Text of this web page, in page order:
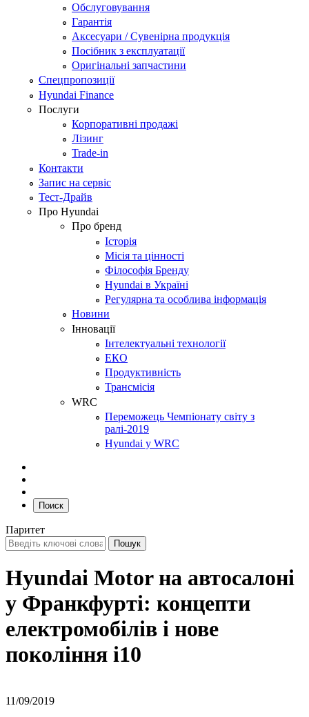
Обслуговування
Гарантія
Аксесуари / Сувенірна продукція
Посібник з експлуатації
Оригінальні запчастини
Спецпропозиції
Hyundai Finance
Послуги
Корпоративні продажі
Лізинг
Trade-in
Контакти
Запис на сервіс
Тест-Драйв
Про Hyundai
Про бренд
Історія
Місія та цінності
Філософія Бренду
Hyundai в Україні
Регулярна та особлива інформація
Новини
Інновації
Інтелектуальні технології
ЕКО
Продуктивність
Трансмісія
WRC
Переможець Чемпіонату світу з
ралі-2019
Hyundai у WRC
Поиск
Паритет
Hyundai Motor на автосалоні
у Франкфурті: концепти
електромобілів і нове
покоління i10
11/09/2019